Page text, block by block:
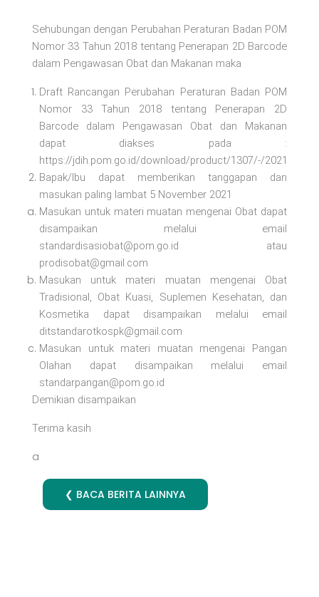
Sehubungan dengan Perubahan Peraturan Badan POM
Nomor 33 Tahun 2018 tentang Penerapan 2D Barcode
dalam Pengawasan Obat dan Makanan maka
Draft Rancangan Perubahan Peraturan Badan POM
Nomor 33 Tahun 2018 tentang Penerapan 2D
Barcode dalam Pengawasan Obat dan Makanan
dapat diakses pada :
https://jdih.pom.go.id/download/product/1307/-/2021
Bapak/Ibu dapat memberikan tanggapan dan
masukan paling lambat 5 November 2021
Masukan untuk materi muatan mengenai Obat dapat
disampaikan melalui email
standardisasiobat@pom.go.id atau
prodisobat@gmail.com
Masukan untuk materi muatan mengenai Obat
Tradisional, Obat Kuasi, Suplemen Kesehatan, dan
Kosmetika dapat disampaikan melalui email
ditstandarotkospk@gmail.com
Masukan untuk materi muatan mengenai Pangan
Olahan dapat disampaikan melalui email
standarpangan@pom.go.id
Demikian disampaikan
Terima kasih
a
❮ BACA BERITA LAINNYA